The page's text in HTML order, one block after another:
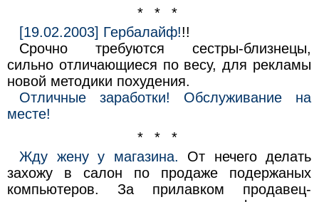
* * *
[19.02.2003] Гербалайф!!!
Срочно требуются сестры-близнецы,
сильно отличающиеся по весу, для рекламы
новой методики похудения.
Отличные заработки! Обслуживание на
месте!
* * *
Жду жену у магазина. От нечего делать
захожу в салон по продаже подержаных
компьютеров. За прилавком продавец-